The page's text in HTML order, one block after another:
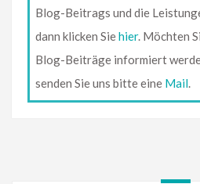
Blog-Beitrags und die
dann klicken Siehier. Möchten
Blog-Beiträge informiert
senden Sie uns bitte eine Mail